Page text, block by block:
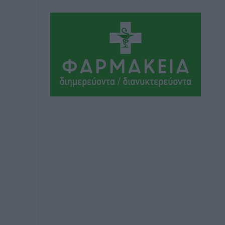
Πρωταθλήματος Κ20 στα σωματεία
πριν 6 ώρες
Ευρωπαϊκό Πρωτάθλημα Στίβου: Πότε
αγωνίζονται η Μαγκούλια, η
Σπανουδάκη και ο Κριτούλης